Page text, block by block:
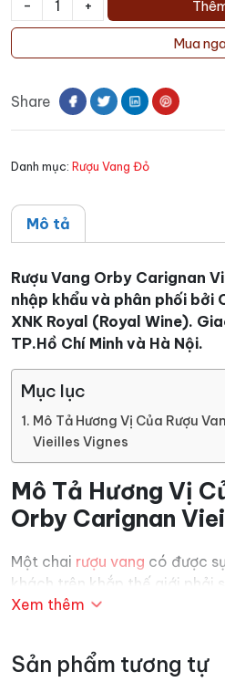
-
Rượu
Orby
Vieilles
lượng
+
Mua
Share
Danh mục: Rượu Vang Đỏ
Mô tả
Rượu Vang Orby Carignan
nhập khẩu và phân phối bởi
XNK Royal (Royal Wine).
TP.Hồ Chí Minh và Hà Nội.
Mục lục
Mô Tả Hương Vị Của Rượu
Vieilles Vignes
Mô Tả Hương Vị
Orby Carignan
Một chai rượu vang có được
khách trên khắp thế giới phải
bật về màu sắc, hương vị. Có
lại có sự đánh giá khác nhau.
thưởng thức Orby Carignan
Xem thêm
Sản phẩm tương tự